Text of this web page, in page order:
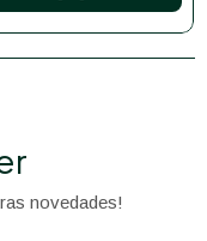
novedades!